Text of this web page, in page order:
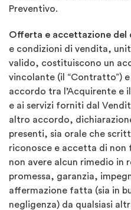
Preventivo.
Offerta e accettazione
e condizioni di vendita,
valido, costituiscono un
vincolante (il “Contratto”)
accordo tra l’Acquirente e
e ai servizi forniti dal
altro accordo,
presenti, sia orale che
riconosce e accetta di non
non avere alcun rimedio in
promessa, garanzia,
affermazione fatta (sia in
negligenza) da qualsiasi